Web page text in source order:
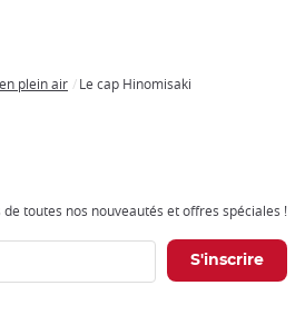
plein air Le cap Hinomisaki
toutes nos nouveautés et offres spéciales !